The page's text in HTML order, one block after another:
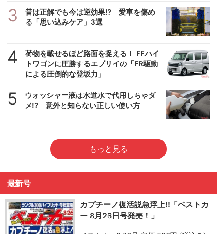
3
昔は正解でも今は逆効果!? 愛車を傷め
る「思い込みケア」3選
4
荷物を載せるほど路面を捉える！ FFハイ
トワゴンに圧勝するエブリイの「FR駆動
による圧倒的な登坂力」
5
ウォッシャー液は水道水で代用しちゃダ
メ!? 意外と知らない正しい使い方
もっと見る
最新号
カプチーノ復活説急浮上!!「ベストカ
ー 8月26日号発売！」